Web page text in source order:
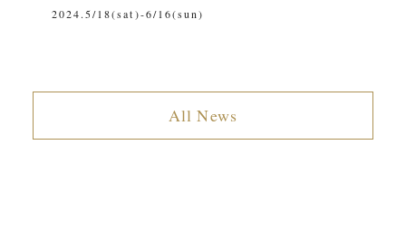
2024.5/18(sat)-6/16(sun)
All News